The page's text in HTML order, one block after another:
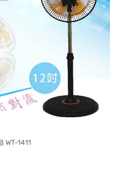
WT-1411